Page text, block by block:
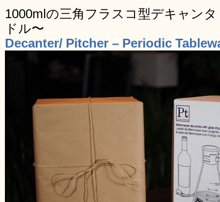
1000mlの三角フラスコ型デキャン
ドル〜
Decanter/ Pitcher – Periodic